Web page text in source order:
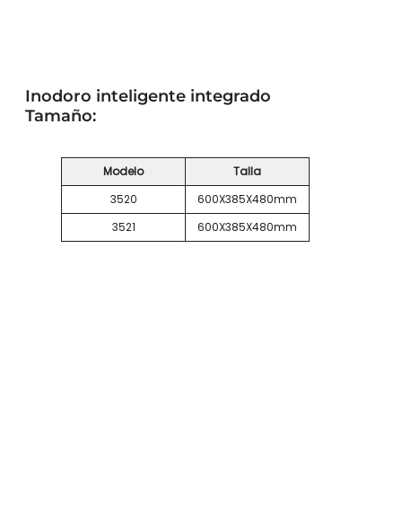
Inodoro inteligente integrado
Tamaño:
Modelo
Talla
3520
600X385X480mm
3521
600X385X480mm